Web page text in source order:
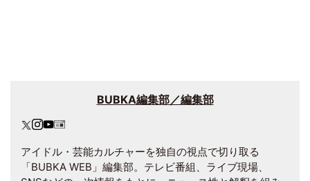
BUBKA編集部／編集部
アイドル・芸能カルチャーを独自の視点で切り取る
「BUBKA WEB」編集部。テレビ番組、ライブ現場、